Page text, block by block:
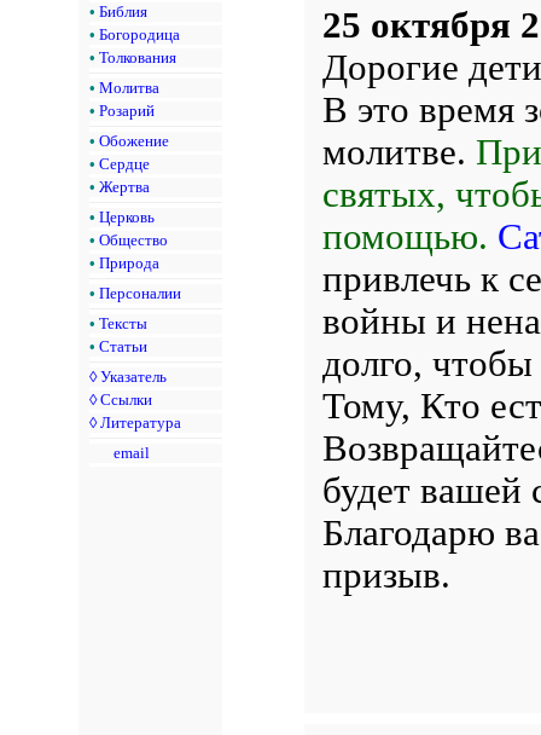
• Библия
• Богородица
• Толкования
• Молитва
• Розарий
• Обожение
• Сердце
• Жертва
• Церковь
• Общество
• Природа
• Персоналии
• Тексты
• Статьи
◊ Указатель
◊ Ссылки
◊ Литература
email
25 октября
Дорогие
В это время
молитве.
святых,
помощью.
привлечь к
войны и
долго,
Тому, Кто
будет
Благодарю
призыв.